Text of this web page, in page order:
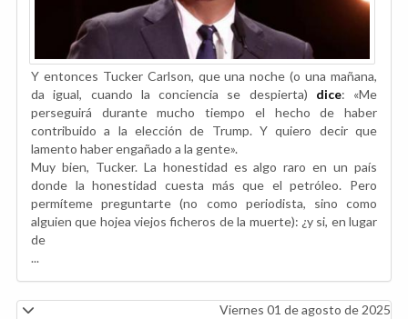
Y entonces Tucker Carlson, que una noche (o una mañana,
da igual, cuando la conciencia se despierta) dice: «Me
perseguirá durante mucho tiempo el hecho de haber
contribuido a la elección de Trump. Y quiero decir que
lamento haber engañado a la gente».
Muy bien, Tucker. La honestidad es algo raro en un país
donde la honestidad cuesta más que el petróleo. Pero
permíteme preguntarte (no como periodista, sino como
alguien que hojea viejos ficheros de la muerte): ¿y si, en lugar
de
...
Viernes 01 de agosto de 2025